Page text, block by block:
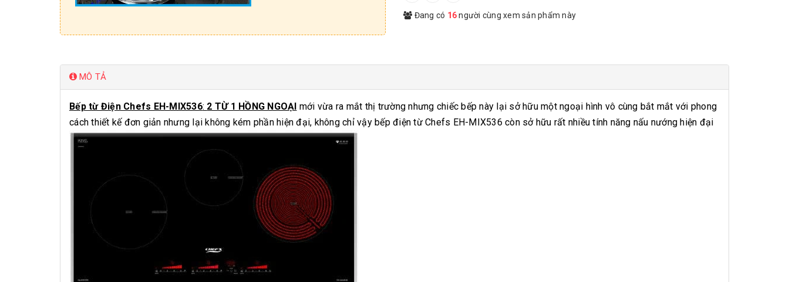
Đang có 16người cùng xem sản phẩm này
MÔ TẢ
Bếp từ Điện Chefs EH-MIX536: 2 TỪ 1 HỒNG NGOẠI mới vừa ra mắt thị trường nhưng chiếc bếp này lại sở hữu một ngoại hình vô cùng bắt mắt với phong
cách thiết kế đơn giản nhưng lại không kém phần hiện đại, không chỉ vậy bếp điện từ Chefs EH-MIX536 còn sở hữu rất nhiều tính năng nấu nướng hiện đại